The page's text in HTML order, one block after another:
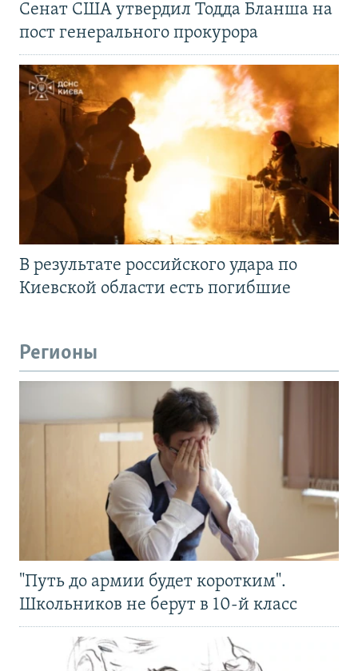
Сенат США утвердил Тодда Бланша на
пост генерального прокурора
В результате российского удара по
Киевской области есть погибшие
Регионы
"Путь до армии будет коротким".
Школьников не берут в 10-й класс